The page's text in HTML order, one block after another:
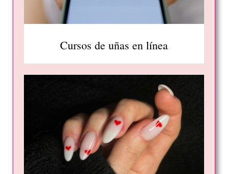
Cursos de uñas en línea